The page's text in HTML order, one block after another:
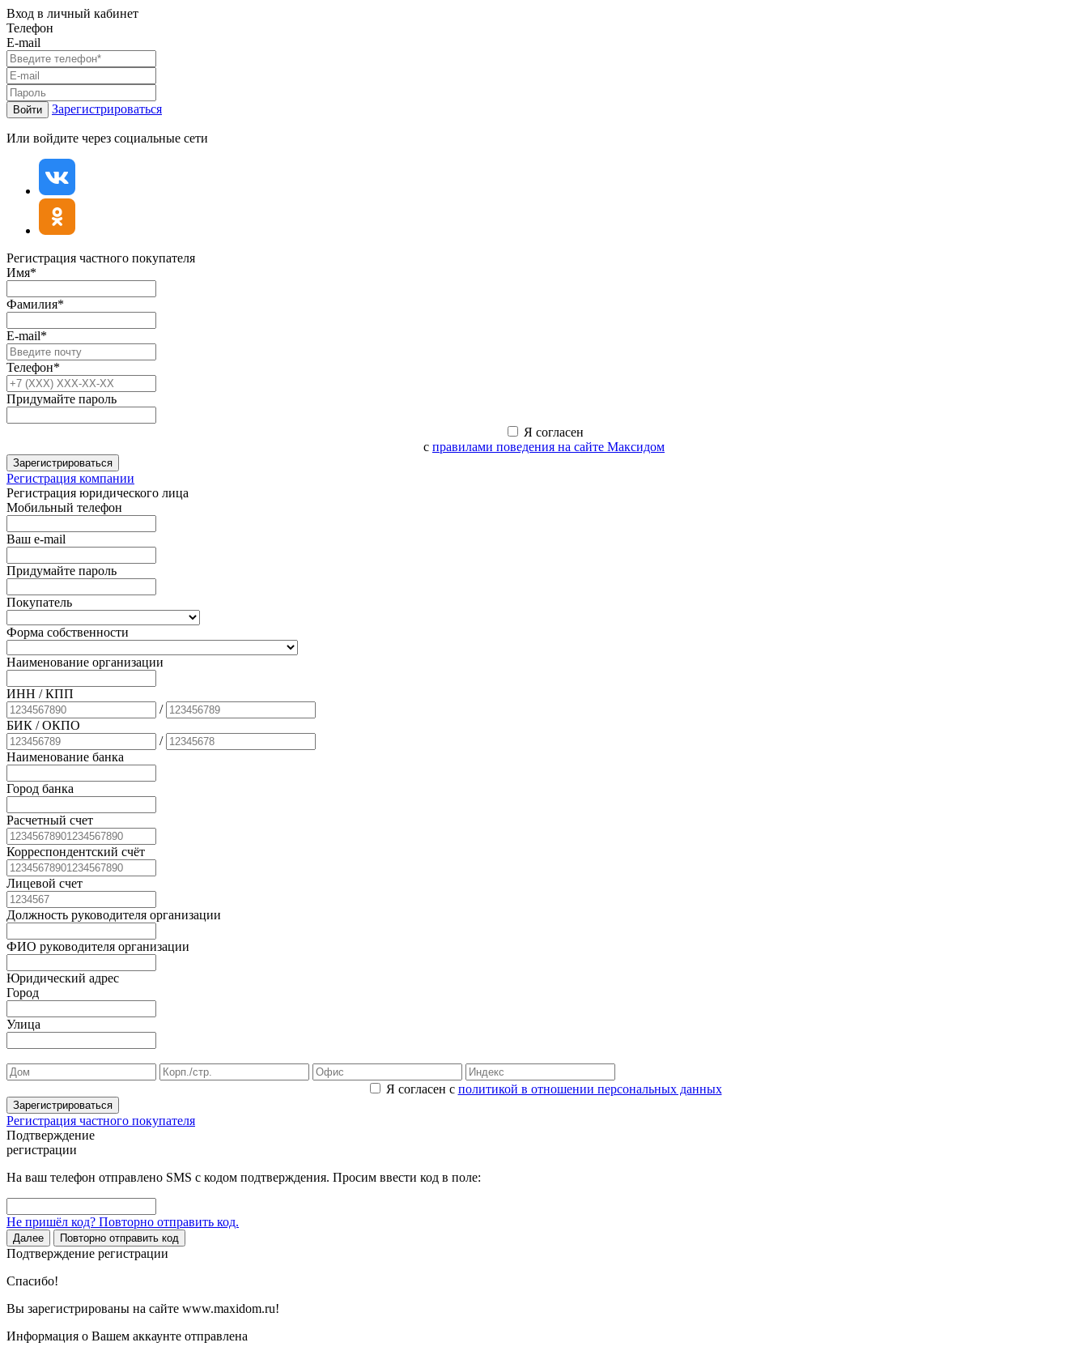
Вход в личный кабинет
Телефон
E-mail
Войти Зарегистрироваться
Или войдите через социальные сети
Регистрация частного покупателя
Имя*
Фамилия*
E-mail*
Телефон*
Придумайте пароль
Я согласен
с правилами поведения на сайте Максидом
Зарегистрироваться
Регистрация компании
Регистрация юридического лица
Мобильный телефон
Ваш e-mail
Придумайте пароль
Покупатель
Форма собственности
Наименование организации
ИНН / КПП
/
БИК / ОКПО
/
Наименование банка
Город банка
Расчетный счет
Корреспондентский счёт
Лицевой счет
Должность руководителя организации
ФИО руководителя организации
Юридический адрес
Город
Улица
Я согласен с политикой в отношении персональных данных
Зарегистрироваться
Регистрация частного покупателя
Подтверждение
регистрации
На ваш телефон отправлено SMS с кодом подтверждения. Просим ввести код в поле:
Не пришёл код? Повторно отправить код.
Далее Повторно отправить код
Подтверждение регистрации
Спасибо!
Вы зарегистрированы на сайте www.maxidom.ru!
Информация о Вашем аккаунте отправлена